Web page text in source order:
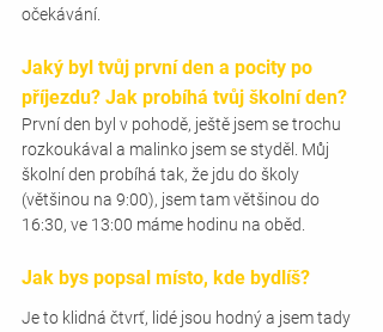
očekávání.
Jaký byl tvůj první den a pocity po
příjezdu? Jak probíhá tvůj školní den?
První den byl v pohodě, ještě jsem se trochu
rozkoukával a malinko jsem se styděl. Můj
školní den probíhá tak, že jdu do školy
(většinou na 9:00), jsem tam většinou do
16:30, ve 13:00 máme hodinu na oběd.
Jak bys popsal místo, kde bydlíš?
Je to klidná čtvrť, lidé jsou hodný a jsem tady